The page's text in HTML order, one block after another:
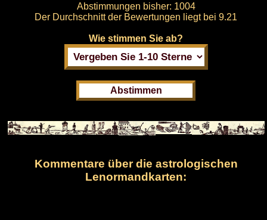
Abstimmungen bisher: 1004
Der Durchschnitt der Bewertungen liegt bei 9.21
Wie stimmen Sie ab?
Kommentare über die astrologischen
Lenormandkarten: